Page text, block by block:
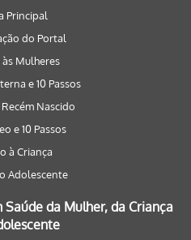
Principal
do Portal
Mulheres
e 10 Passos
Nascido
e 10 Passos
à Criança
Adolescente
da Mulher, da Criança